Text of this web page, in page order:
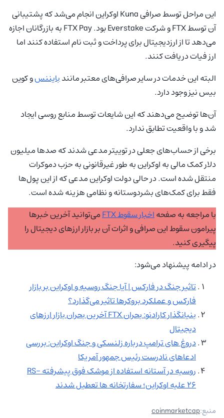
این مراحل توسط صرافی Kuna اوکراین انجام می‌شد که پشتیبانی
آن توسط FTX و شرکت Everstake بود. FTX Pay به بازرگانان اجازه
می‌دهد تا از ارزدیجیتال برای پرداخت و ثبت نام استفاده کنند اما
ارز فیات دریافت کنند.
البته این خدمات در سایر صرافی‌های معتبر مانندبایننسو کوین
بیس نیز وجود دارد.
آن‌‌ها توضیح می‌دهند که این شایعات توسط منابع روسی ایجاد
شد و با واقعیت تطابق ندارد.
برخی از حساب‌های جعلی در توییتر مدعی شدند که صدها میلیون
دلار کمک مالی به اوکراین به طور غیرقانونی به حزب دموکرات
منتقل شده است. در حالی دولت اوکراین مدعی که از این پول‌ها
فقط برای کمک‌های بشردوستانه و نظامی هزینه شده است.
با مراجعه به صفحهاخبار سقوط FTX
می‌توانید آخرین خبرها
پیرامون سقوط این صرافی و اثرات آن بر بازار ارزهای دیجیتال را
پیگیری کنید.
در ادامه پیشنهاد می‌شود:
تاثیر جنگ در فارکس | آیا جنگ روسیه و اوکراین بر بازار
فارکس و عملکرد بروکرها تاثیر می‌گذارد؟
بنیانگذار کارادنو: بحران FTX آخرین بحران بازار ارزهای
دیجیتال
دروغ های ترامپ درباره زلنسکی و جنگ اوکراین: بررسی
ادعاهای نادرست رئیس جمهور آمریکا
روسیه در آستانه استفاده از موشک فوق پیشرفته RS-
26 علیه اوکراین؛ سفارتخانه ها تعطیل شدند
منبع:coinmarketcap